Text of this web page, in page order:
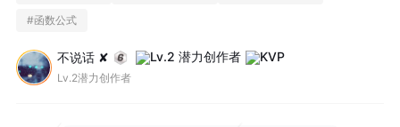
#函数公式
不说话 ✘
Lv.2潜力创作者